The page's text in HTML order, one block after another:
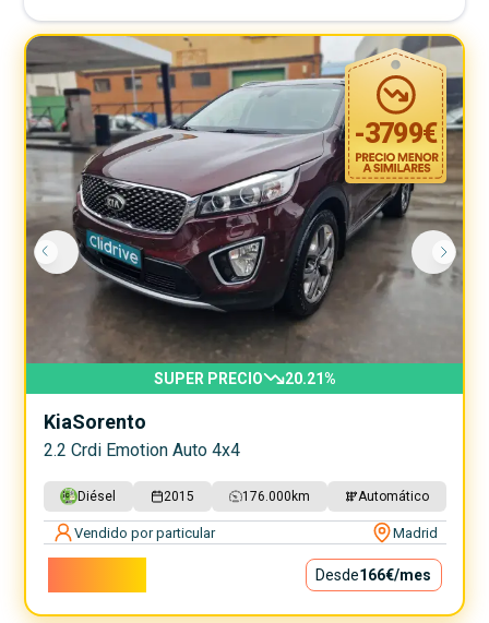
-3799€
SUPER PRECIO 20.21%
KiaSorento
2.2 Crdi Emotion Auto 4x4
Diésel 2015 176.000 km Automático
Vendido por particular Madrid
Desde166€/mes